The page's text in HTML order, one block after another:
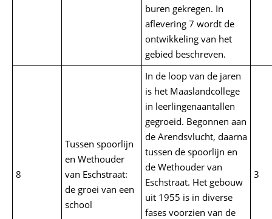
buren gekregen. In
aflevering 7 wordt de
ontwikkeling van het
gebied beschreven.
8
Tussen spoorlijn
en Wethouder
van Eschstraat:
de groei van een
school
In de loop van de jaren
is het Maaslandcollege
in leerlingenaantallen
gegroeid. Begonnen aan
de Arendsvlucht, daarna
tussen de spoorlijn en
de Wethouder van
Eschstraat. Het gebouw
uit 1955 is in diverse
fases voorzien van de
3